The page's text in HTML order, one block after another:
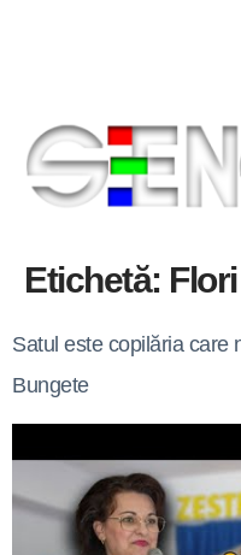
Etichetă:
Satul este copilăria care
Bungete